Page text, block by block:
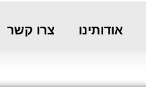
אודותינו צרו קשר